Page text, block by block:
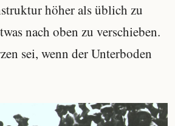
höher als üblich zu
nach oben zu verschieben.
sei, wenn der Unterboden